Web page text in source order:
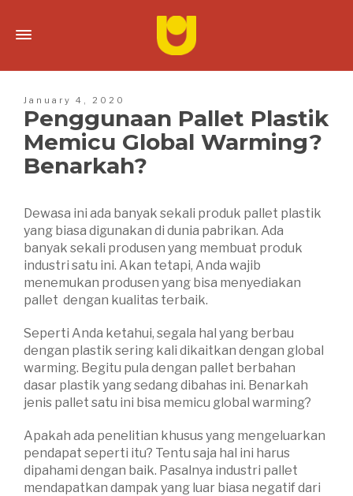
January 4, 2020
Penggunaan Pallet Plastik
Memicu Global Warming?
Benarkah?
Dewasa ini ada banyak sekali produk pallet plastik
yang biasa digunakan di dunia pabrikan. Ada
banyak sekali produsen yang membuat produk
industri satu ini. Akan tetapi, Anda wajib
menemukan produsen yang bisa menyediakan
pallet dengan kualitas terbaik.
Seperti Anda ketahui, segala hal yang berbau
dengan plastik sering kali dikaitkan dengan global
warming. Begitu pula dengan pallet berbahan
dasar plastik yang sedang dibahas ini. Benarkah
jenis pallet satu ini bisa memicu global warming?
Apakah ada penelitian khusus yang mengeluarkan
pendapat seperti itu? Tentu saja hal ini harus
dipahami dengan baik. Pasalnya industri pallet
mendapatkan dampak yang luar biasa negatif dari